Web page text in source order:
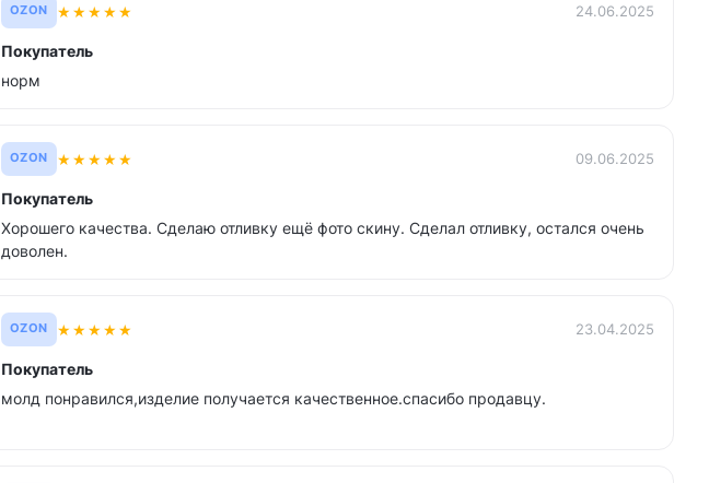
OZON ★★★★★ 24.06.2025
Покупатель
норм
OZON ★★★★★ 09.06.2025
Покупатель
Хорошего качества. Сделаю отливку ещё фото скину. Сделал отливку, остался очень
доволен.
OZON ★★★★★ 23.04.2025
Покупатель
молд понравился,изделие получается качественное.спасибо продавцу.